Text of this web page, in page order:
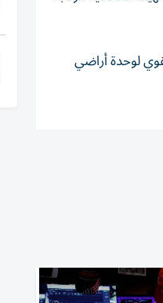
لوحدة أراضي